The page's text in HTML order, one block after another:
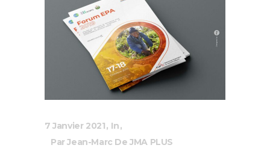
7 Janvier 2021
In
Par Jean-Marc De JMA PLUS